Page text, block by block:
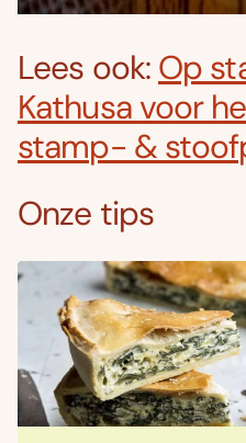
Lees ook: Op
Kathusa voor
stamp- &
Onze tips